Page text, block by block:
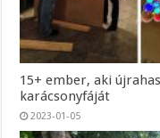
15+ ember, aki
karácsonyfáját
2023-01-05